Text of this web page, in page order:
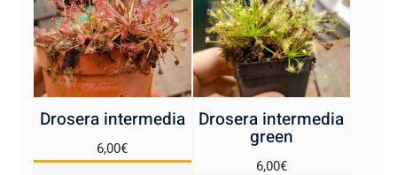
Drosera intermedia
6,00€
Drosera intermedia
green
6,00€